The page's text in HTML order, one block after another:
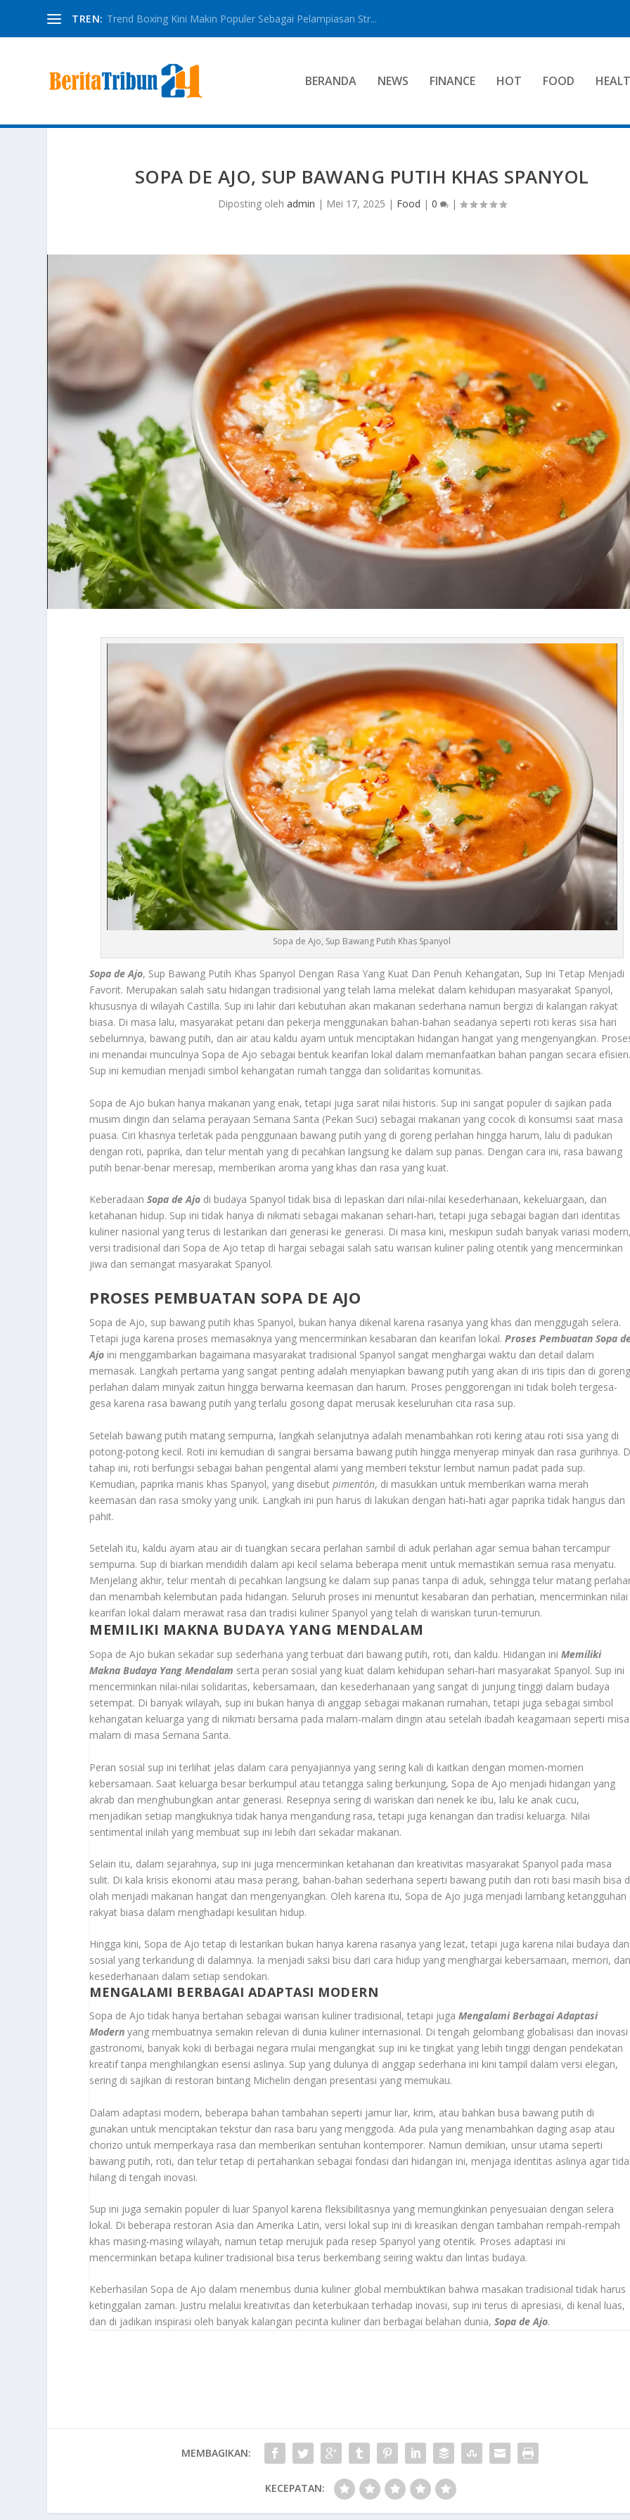
TREN: Trend Boxing Kini Makin Populer Sebagai Pelampiasan Str...
BERANDA NEWS FINANCE HOT FOOD
SOPA DE AJO, SUP BAWANG PUTIH KHAS SPANYOL
Diposting oleh admin | Mei 17, 2025 | Food | 0 |
Sopa de Ajo, Sup Bawang Putih Khas Spanyol
Sopa de Ajo, Sup Bawang Putih Khas Spanyol Dengan Rasa Yang Kuat Dan Penuh Kehangatan, Sup Ini Tetap Menjadi
Favorit. Merupakan salah satu hidangan tradisional yang telah lama melekat dalam kehidupan masyarakat Spanyol,
khususnya di wilayah Castilla. Sup ini lahir dari kebutuhan akan makanan sederhana namun bergizi di kalangan rakyat
biasa. Di masa lalu, masyarakat petani dan pekerja menggunakan bahan-bahan seadanya seperti roti keras sisa hari
sebelumnya, bawang putih, dan air atau kaldu ayam untuk menciptakan hidangan hangat yang mengenyangkan.
ini menandai munculnya Sopa de Ajo sebagai bentuk kearifan lokal dalam memanfaatkan bahan pangan secara
Sup ini kemudian menjadi simbol kehangatan rumah tangga dan solidaritas komunitas.
Sopa de Ajo bukan hanya makanan yang enak, tetapi juga sarat nilai historis. Sup ini sangat populer di sajikan pada
musim dingin dan selama perayaan Semana Santa (Pekan Suci) sebagai makanan yang cocok di konsumsi saat masa
puasa. Ciri khasnya terletak pada penggunaan bawang putih yang di goreng perlahan hingga harum, lalu di padukan
dengan roti, paprika, dan telur mentah yang di pecahkan langsung ke dalam sup panas. Dengan cara ini, rasa bawang
putih benar-benar meresap, memberikan aroma yang khas dan rasa yang kuat.
KeberadaanSopa de Ajo di budaya Spanyol tidak bisa di lepaskan dari nilai-nilai kesederhanaan, kekeluargaan, dan
ketahanan hidup. Sup ini tidak hanya di nikmati sebagai makanan sehari-hari, tetapi juga sebagai bagian dari identitas
kuliner nasional yang terus di lestarikan dari generasi ke generasi. Di masa kini, meskipun sudah banyak variasi
versi tradisional dari Sopa de Ajo tetap di hargai sebagai salah satu warisan kuliner paling otentik yang mencerminkan
jiwa dan semangat masyarakat Spanyol.
PROSES PEMBUATAN SOPA DE AJO
Sopa de Ajo, sup bawang putih khas Spanyol, bukan hanya dikenal karena rasanya yang khas dan menggugah selera.
Tetapi juga karena proses memasaknya yang mencerminkan kesabaran dan kearifan lokal.Proses Pembuatan Sopa
Ajo ini menggambarkan bagaimana masyarakat tradisional Spanyol sangat menghargai waktu dan detail dalam
memasak. Langkah pertama yang sangat penting adalah menyiapkan bawang putih yang akan di iris tipis dan di
perlahan dalam minyak zaitun hingga berwarna keemasan dan harum. Proses penggorengan ini tidak boleh tergesa-
gesa karena rasa bawang putih yang terlalu gosong dapat merusak keseluruhan cita rasa sup.
Setelah bawang putih matang sempurna, langkah selanjutnya adalah menambahkan roti kering atau roti sisa yang di
potong-potong kecil. Roti ini kemudian di sangrai bersama bawang putih hingga menyerap minyak dan rasa gurihnya.
tahap ini, roti berfungsi sebagai bahan pengental alami yang memberi tekstur lembut namun padat pada sup.
Kemudian, paprika manis khas Spanyol, yang disebutpimentón, di masukkan untuk memberikan warna merah
keemasan dan rasa smoky yang unik. Langkah ini pun harus di lakukan dengan hati-hati agar paprika tidak hangus dan
pahit.
Setelah itu, kaldu ayam atau air di tuangkan secara perlahan sambil di aduk perlahan agar semua bahan tercampur
sempurna. Sup di biarkan mendidih dalam api kecil selama beberapa menit untuk memastikan semua rasa menyatu.
Menjelang akhir, telur mentah di pecahkan langsung ke dalam sup panas tanpa di aduk, sehingga telur matang
dan menambah kelembutan pada hidangan. Seluruh proses ini menuntut kesabaran dan perhatian, mencerminkan nilai
kearifan lokal dalam merawat rasa dan tradisi kuliner Spanyol yang telah di wariskan turun-temurun.
MEMILIKI MAKNA BUDAYA YANG MENDALAM
Sopa de Ajo bukan sekadar sup sederhana yang terbuat dari bawang putih, roti, dan kaldu. Hidangan iniMemiliki
Makna Budaya Yang Mendalam serta peran sosial yang kuat dalam kehidupan sehari-hari masyarakat Spanyol. Sup ini
mencerminkan nilai-nilai solidaritas, kebersamaan, dan kesederhanaan yang sangat di junjung tinggi dalam budaya
setempat. Di banyak wilayah, sup ini bukan hanya di anggap sebagai makanan rumahan, tetapi juga sebagai simbol
kehangatan keluarga yang di nikmati bersama pada malam-malam dingin atau setelah ibadah keagamaan seperti misa
malam di masa Semana Santa.
Peran sosial sup ini terlihat jelas dalam cara penyajiannya yang sering kali di kaitkan dengan momen-momen
kebersamaan. Saat keluarga besar berkumpul atau tetangga saling berkunjung, Sopa de Ajo menjadi hidangan yang
akrab dan menghubungkan antar generasi. Resepnya sering di wariskan dari nenek ke ibu, lalu ke anak cucu,
menjadikan setiap mangkuknya tidak hanya mengandung rasa, tetapi juga kenangan dan tradisi keluarga. Nilai
sentimental inilah yang membuat sup ini lebih dari sekadar makanan.
Selain itu, dalam sejarahnya, sup ini juga mencerminkan ketahanan dan kreativitas masyarakat Spanyol pada masa
sulit. Di kala krisis ekonomi atau masa perang, bahan-bahan sederhana seperti bawang putih dan roti basi masih bisa
olah menjadi makanan hangat dan mengenyangkan. Oleh karena itu, Sopa de Ajo juga menjadi lambang ketangguhan
rakyat biasa dalam menghadapi kesulitan hidup.
Hingga kini, Sopa de Ajo tetap di lestarikan bukan hanya karena rasanya yang lezat, tetapi juga karena nilai budaya dan
sosial yang terkandung di dalamnya. Ia menjadi saksi bisu dari cara hidup yang menghargai kebersamaan, memori,
kesederhanaan dalam setiap sendokan.
MENGALAMI BERBAGAI ADAPTASI MODERN
Sopa de Ajo tidak hanya bertahan sebagai warisan kuliner tradisional, tetapi jugaMengalami Berbagai Adaptasi
Modern yang membuatnya semakin relevan di dunia kuliner internasional. Di tengah gelombang globalisasi dan inovasi
gastronomi, banyak koki di berbagai negara mulai mengangkat sup ini ke tingkat yang lebih tinggi dengan pendekatan
kreatif tanpa menghilangkan esensi aslinya. Sup yang dulunya di anggap sederhana ini kini tampil dalam versi elegan,
sering di sajikan di restoran bintang Michelin dengan presentasi yang memukau.
Dalam adaptasi modern, beberapa bahan tambahan seperti jamur liar, krim, atau bahkan busa bawang putih di
gunakan untuk menciptakan tekstur dan rasa baru yang menggoda. Ada pula yang menambahkan daging asap atau
chorizo untuk memperkaya rasa dan memberikan sentuhan kontemporer. Namun demikian, unsur utama seperti
bawang putih, roti, dan telur tetap di pertahankan sebagai fondasi dari hidangan ini, menjaga identitas aslinya agar
hilang di tengah inovasi.
Sup ini juga semakin populer di luar Spanyol karena fleksibilitasnya yang memungkinkan penyesuaian dengan selera
lokal. Di beberapa restoran Asia dan Amerika Latin, versi lokal sup ini di kreasikan dengan tambahan rempah-rempah
khas masing-masing wilayah, namun tetap merujuk pada resep Spanyol yang otentik. Proses adaptasi ini
mencerminkan betapa kuliner tradisional bisa terus berkembang seiring waktu dan lintas budaya.
Keberhasilan Sopa de Ajo dalam menembus dunia kuliner global membuktikan bahwa masakan tradisional tidak harus
ketinggalan zaman. Justru melalui kreativitas dan keterbukaan terhadap inovasi, sup ini terus di apresiasi, di kenal luas,
dan di jadikan inspirasi oleh banyak kalangan pecinta kuliner dari berbagai belahan dunia,Sopa de Ajo.
MEMBAGIKAN:
KECEPATAN: